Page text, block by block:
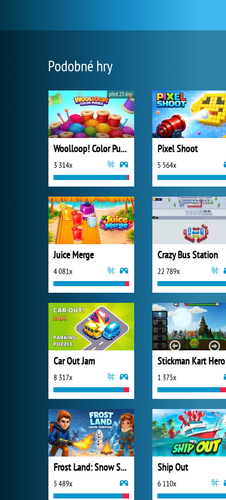
Podobné hry
Woolloop! Color Puzzle
3 314x
před 23 dny
Pixel Shoot
5 564x
Juice Merge
4 081x
Crazy Bus Station
22 789x
Car Out Jam
8 317x
Stickman Kart Hero
1 375x
Frost Land: Snow Survival
5 489x
Ship Out
6 110x